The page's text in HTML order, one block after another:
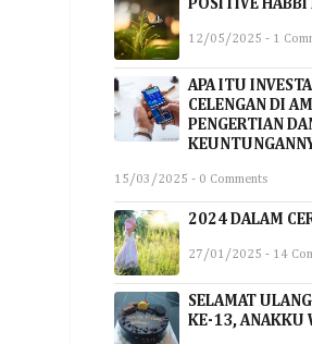
POSITIVE
12/05/2025 - 1
APA ITU
CELENGAN DI
PENGERTIAN
15/03/2025 - 0 Comments
2024 DALAM
27/01/2025 - 14
SELAMAT
KE-13, ANAKKU